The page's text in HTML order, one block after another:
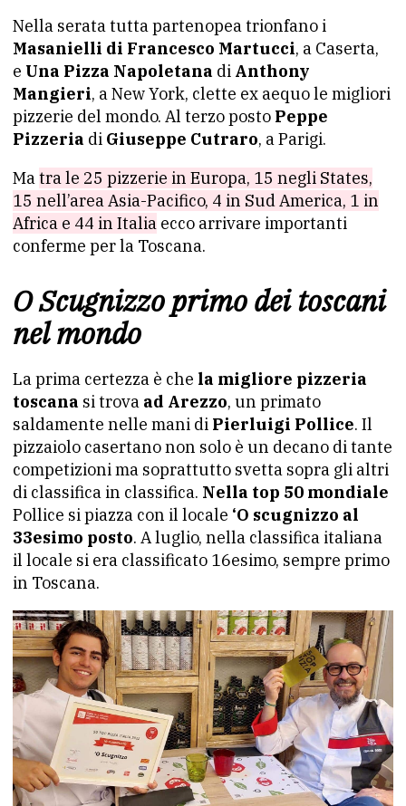
Nella serata tutta partenopea trionfano i
Masanielli di Francesco Martucci, a Caserta,
e Una Pizza Napoletana di Anthony
Mangieri, a New York, clette ex aequo le migliori
pizzerie del mondo. Al terzo posto Peppe
Pizzeria di Giuseppe Cutraro, a Parigi.
Matra le 25 pizzerie in Europa, 15 negli States,
15 nell’area Asia-Pacifico, 4 in Sud America, 1 in
Africa e 44 in Italia ecco arrivare importanti
conferme per la Toscana.
O Scugnizzo primo dei toscani
nel mondo
La prima certezza è che la migliore pizzeria
toscana si trova ad Arezzo, un primato
saldamente nelle mani di Pierluigi Pollice. Il
pizzaiolo casertano non solo è un decano di tante
competizioni ma soprattutto svetta sopra gli altri
di classifica in classifica. Nella top 50 mondiale
Pollice si piazza con il locale ‘O scugnizzo al
33esimo posto. A luglio, nella classifica italiana
il locale si era classificato 16esimo, sempre primo
in Toscana.